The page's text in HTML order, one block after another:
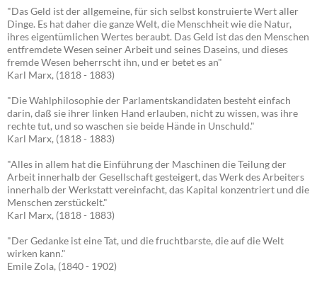
"Das Geld ist der allgemeine, für sich selbst konstruierte Wert aller
Dinge. Es hat daher die ganze Welt, die Menschheit wie die Natur,
ihres eigentümlichen Wertes beraubt. Das Geld ist das den Menschen
entfremdete Wesen seiner Arbeit und seines Daseins, und dieses
fremde Wesen beherrscht ihn, und er betet es an"
Karl Marx, (1818 - 1883)
"Die Wahlphilosophie der Parlamentskandidaten besteht einfach
darin, daß sie ihrer linken Hand erlauben, nicht zu wissen, was ihre
rechte tut, und so waschen sie beide Hände in Unschuld."
Karl Marx, (1818 - 1883)
"Alles in allem hat die Einführung der Maschinen die Teilung der
Arbeit innerhalb der Gesellschaft gesteigert, das Werk des Arbeiters
innerhalb der Werkstatt vereinfacht, das Kapital konzentriert und die
Menschen zerstückelt."
Karl Marx, (1818 - 1883)
"Der Gedanke ist eine Tat, und die fruchtbarste, die auf die Welt
wirken kann."
Emile Zola, (1840 - 1902)